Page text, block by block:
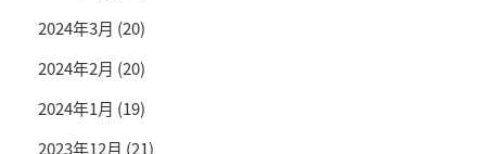
2024年3月 (20)
2024年2月 (20)
2024年1月 (19)
2023年12月 (21)